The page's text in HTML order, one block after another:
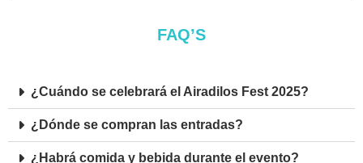
FAQ’S
¿Cuándo se celebrará el Airadilos Fest 2025?
¿Dónde se compran las entradas?
¿Habrá comida y bebida durante el evento?